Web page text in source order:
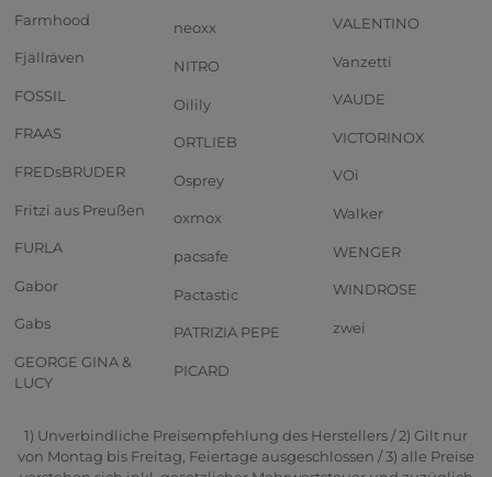
Farmhood
Fjällräven
FOSSIL
FRAAS
FREDsBRUDER
Fritzi aus Preußen
FURLA
Gabor
Gabs
GEORGE GINA &
LUCY
neoxx
NITRO
Oilily
ORTLIEB
Osprey
oxmox
pacsafe
Pactastic
PATRIZIA PEPE
PICARD
VALENTINO
Vanzetti
VAUDE
VICTORINOX
VOi
Walker
WENGER
WINDROSE
zwei
1) Unverbindliche Preisempfehlung des Herstellers / 2) Gilt nur
von Montag bis Freitag, Feiertage ausgeschlossen / 3) alle Preise